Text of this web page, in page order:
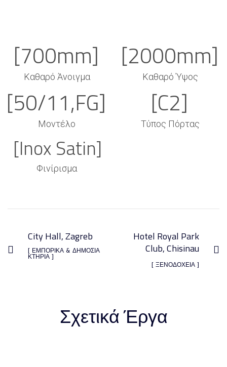
[700mm]
Καθαρό Άνοιγμα
[2000mm]
Καθαρό Ύψος
[50/11,FG]
Μοντέλο
[C2]
Τύπος Πόρτας
[Inox Satin]
Φινίρισμα
City Hall, Zagreb
[ ΕΜΠΟΡΙΚΑ & ΔΗΜΟΣΙΑ
ΚΤΗΡΙΑ ]
Hotel Royal Park
Club, Chisinau
[ ΞΕΝΟΔΟΧΕΙΑ ]
Σχετικά Έργα